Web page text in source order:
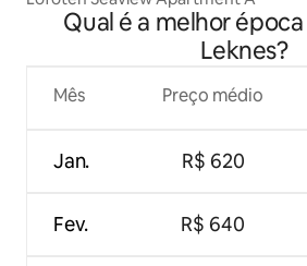
Qual é a melhor
Leknes?
Mês
Jan.
Fev.
Preço médio
R$ 620
R$ 640